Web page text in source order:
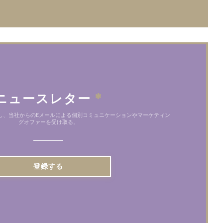
ュースレター *
、当社からのEメールによる個別コミュニケーションやマーケティン
グオファーを受け取る。
登録する